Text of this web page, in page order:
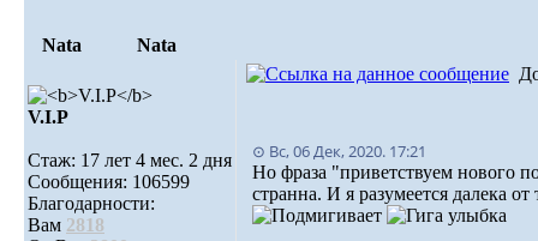
Nata Nata
V.I.Р
Стаж: 17 лет 4 мес. 2 дня
Сообщения: 106599
Благодарности:
Вам 2818
⊙ Вс, 06 Дек, 2020. 17:21
Но фраза "приветствуем нового
странна. И я разумеется далека